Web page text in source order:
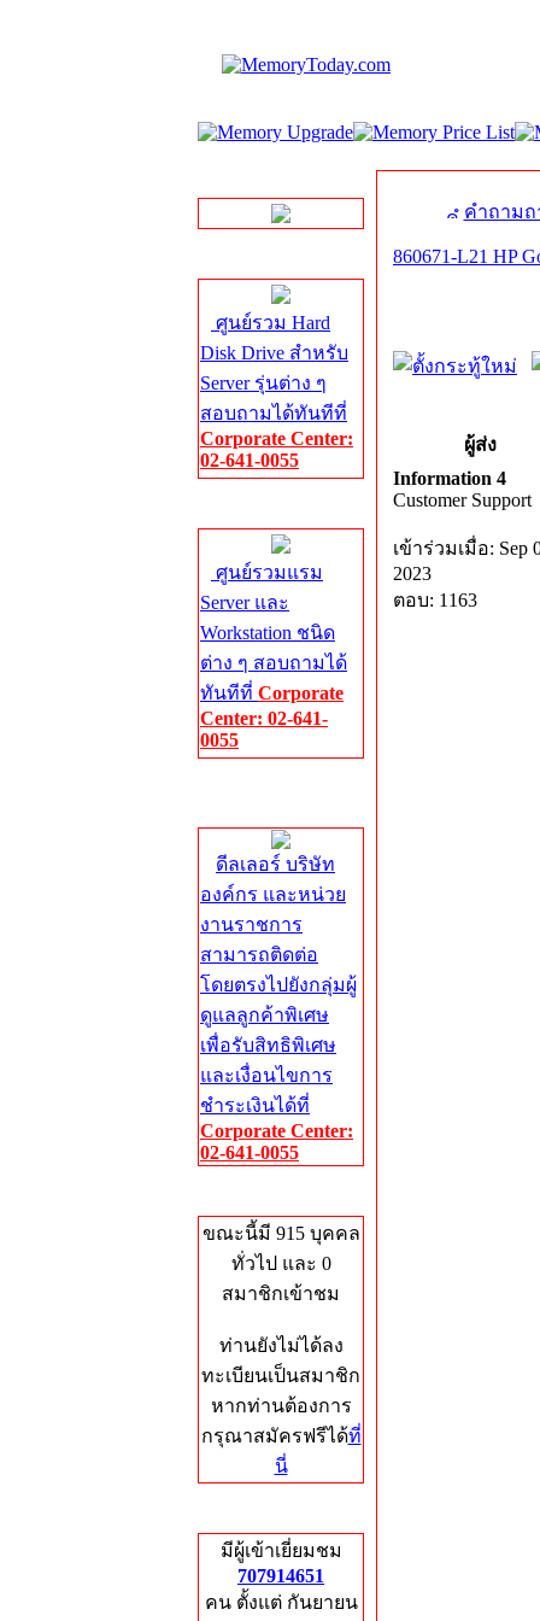
ศูนย์รวม Hard
Disk Drive สำหรับ
Server รุ่นต่าง ๆ
สอบถามได้ทันทีที่
Corporate Center:
02-641-0055
ศูนย์รวมแรม
Server และ
Workstation ชนิด
ต่าง ๆ สอบถามได้
ทันทีที่ Corporate
Center: 02-641-
0055
ดีลเลอร์ บริษัท
องค์กร และหน่วย
งานราชการ
สามารถติดต่อ
โดยตรงไปยังกลุ่มผู้
ดูแลลูกค้าพิเศษ
เพื่อรับสิทธิพิเศษ
และเงื่อนไขการ
ชำระเงินได้ที่
Corporate Center:
02-641-0055
ขณะนี้มี 915 บุคคล
ทั่วไป และ 0
สมาชิกเข้าชม
ท่านยังไม่ได้ลง
ทะเบียนเป็นสมาชิก
หากท่านต้องการ
กรุณาสมัครฟรีได้ที่
นี่
มีผู้เข้าเยี่ยมชม
707914651
คน ตั้งแต่ กันยายน
คำถาม
860671-L21 HP
ผู้ส่ง
Information 4
Customer Support
เข้าร่วมเมื่อ: Sep
2023
ตอบ: 1163